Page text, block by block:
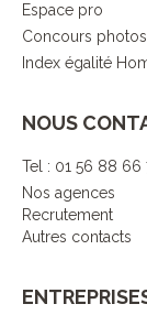
Espace pro
Concours photos
Index égalité
NOUS
Tel : 01 56 88 66
Nos agences
Recrutement
Autres contacts